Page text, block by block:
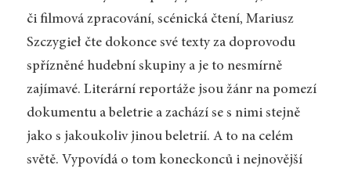
či filmová zpracování, scénická čtení, Mariusz
Szczygieł čte dokonce své texty za doprovodu
spřízněné hudební skupiny a je to nesmírně
zajímavé. Literární reportáže jsou žánr na pomezí
dokumentu a beletrie a zachází se s nimi stejně
jako s jakoukoliv jinou beletrií. A to na celém
světě. Vypovídá o tom koneckonců i nejnovější